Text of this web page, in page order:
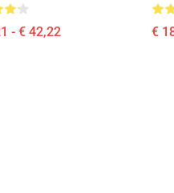
- € 42,22 €